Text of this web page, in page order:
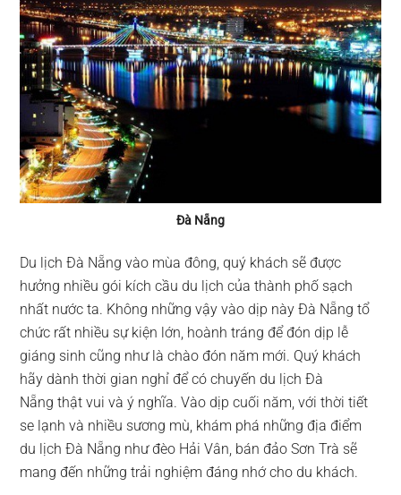
Đà Nẵng
Du lịch Đà Nẵng vào mùa đông, quý khách sẽ được
hưởng nhiều gói kích cầu du lịch của thành phố sạch
nhất nước ta. Không những vậy vào dịp này Đà Nẵng tổ
chức rất nhiều sự kiện lớn, hoành tráng để đón dịp lễ
giáng sinh cũng như là chào đón năm mới. Quý khách
hãy dành thời gian nghỉ để có chuyến du lịch Đà
Nẵng thật vui và ý nghĩa. Vào dịp cuối năm, với thời tiết
se lạnh và nhiều sương mù, khám phá những địa điểm
du lịch Đà Nẵng như đèo Hải Vân, bán đảo Sơn Trà sẽ
mang đến những trải nghiệm đáng nhớ cho du khách.